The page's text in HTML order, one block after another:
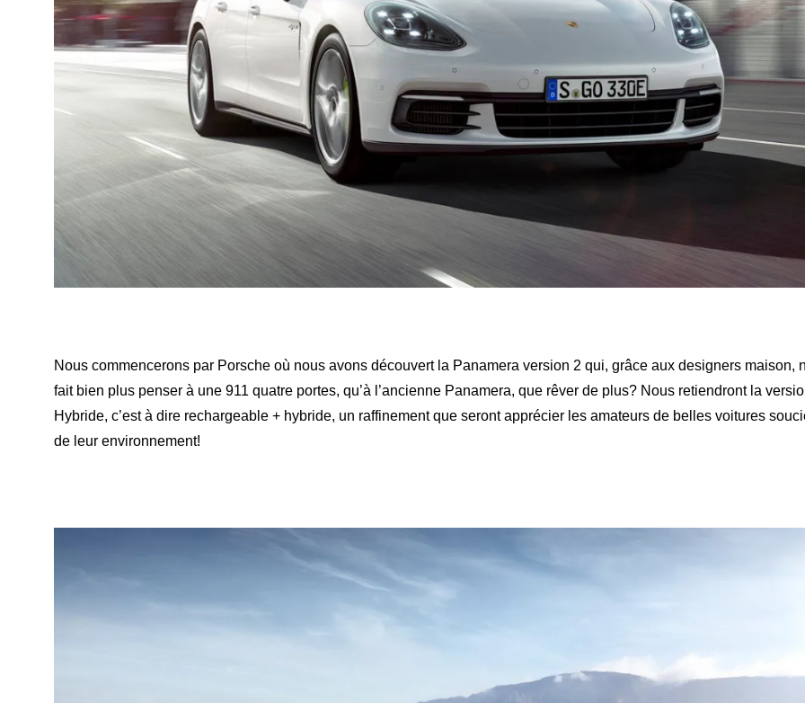
Nous commencerons par Porsche où nous avons découvert la Panamera version 2 qui, grâce aux designers maison,
fait bien plus penser à une 911 quatre portes, qu’à l’ancienne Panamera, que rêver de plus? Nous retiendront la
Hybride, c’est à dire rechargeable + hybride, un raffinement que seront apprécier les amateurs de belles voitures
de leur environnement!